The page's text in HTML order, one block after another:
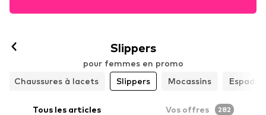
Slippers
pour femmes en promo
Chaussures à lacets
Slippers Mocassins
Tous les articles Vos offres 282